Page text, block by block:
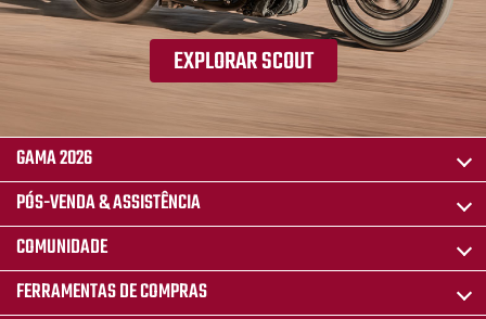
EXPLORAR SCOUT
GAMA 2026
PÓS-VENDA & ASSISTÊNCIA
COMUNIDADE
FERRAMENTAS DE COMPRAS